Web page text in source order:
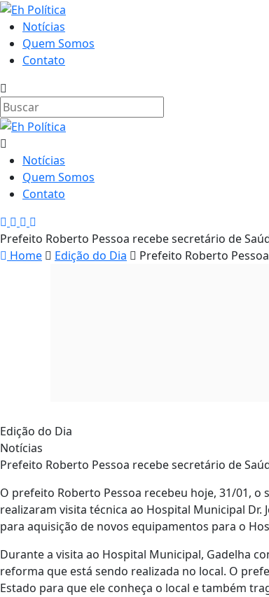
Notícias
Quem Somos
Contato
Notícias
Quem Somos
Contato
Prefeito Roberto Pessoa recebe secretário de
Home
Edição do Dia Prefeito Roberto
Edição do Dia
Notícias
Prefeito Roberto Pessoa recebe secretário de
O prefeito Roberto Pessoa recebeu hoje, 31/01,
realizaram visita técnica ao Hospital Municipal
para aquisição de novos equipamentos para o
Durante a visita ao Hospital Municipal, Gadelha
reforma que está sendo realizada no local. O
Estado para que ele conheça o local e também